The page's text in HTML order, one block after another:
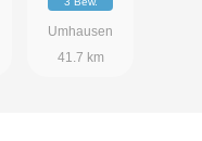
Umhausen
41.7 km